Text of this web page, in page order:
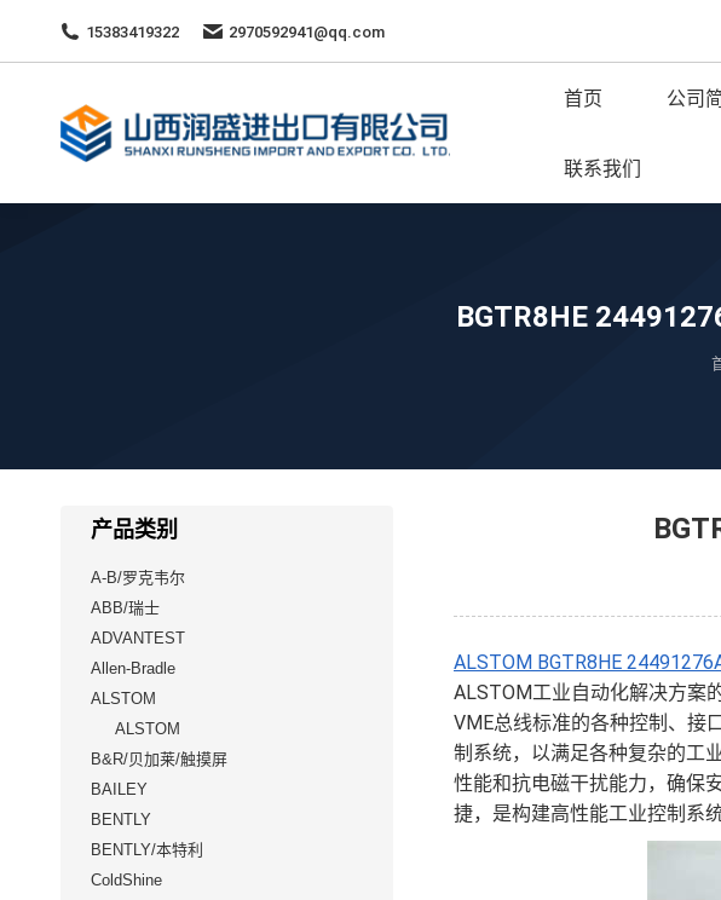
15383419322 2970592941@qq.com
首页 公司
联系我们
BGTR8HE
ALSTOM BGTR8HE
ALSTOM工业自动化解决方案
VME总线标准的各种控制、接
制系统，以满足各种复杂的工
性能和抗电磁干扰能力，确保
捷，是构建高性能工业控制系
产品类别
A-B/罗克韦尔
ABB/瑞士
ADVANTEST
Allen-Bradle
ALSTOM
ALSTOM
B&R/贝加莱/触摸屏
BAILEY
BENTLY
BENTLY/本特利
ColdShine